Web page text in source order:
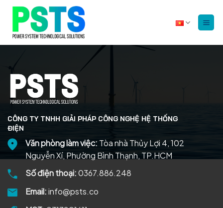
dung
CÔNG TY TNHH GIẢI PHÁP CÔNG NGHỆ HỆ THỐNG
ĐIỆN
Văn phòng làm việc: Tòa nhà Thủy Lợi 4, 102
Nguyễn Xí, Phường Bình Thạnh, TP.HCM
Số điện thoại:0367.886.248
Email:info@psts.co